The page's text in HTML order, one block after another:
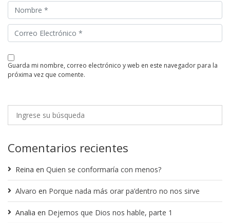
guarda mi nombre, correo electrónico y web en este navegador para la
próxima vez que comente.
Comentarios recientes
Reina en Quien se conformaría con menos?
Alvaro en Porque nada más orar pa’dentro no nos sirve
Analia en Dejemos que Dios nos hable, parte 1